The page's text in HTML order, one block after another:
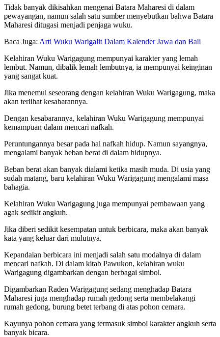
Tidak banyak dikisahkan mengenai Batara Maharesi di dalam
pewayangan, namun salah satu sumber menyebutkan bahwa Batara
Maharesi ditugasi menjadi penjaga wuku.
Baca Juga: Arti Wuku Warigalit Dalam Kalender Jawa dan Bali
Kelahiran Wuku Warigagung mempunyai karakter yang lemah
lembut. Namun, dibalik lemah lembutnya, ia mempunyai keinginan
yang sangat kuat.
Jika menemui seseorang dengan kelahiran Wuku Warigagung, maka
akan terlihat kesabarannya.
Dengan kesabarannya, kelahiran Wuku Warigagung mempunyai
kemampuan dalam mencari nafkah.
Peruntungannya besar pada hal nafkah hidup. Namun sayangnya,
mengalami banyak beban berat di dalam hidupnya.
Beban berat akan banyak dialami ketika masih muda. Di usia yang
sudah matang, baru kelahiran Wuku Warigagung mengalami masa
bahagia.
Kelahiran Wuku Warigagung juga mempunyai pembawaan yang
agak sedikit angkuh.
Jika diberi sedikit kesempatan untuk berbicara, maka akan banyak
kata yang keluar dari mulutnya.
Kepandaian berbicara ini menjadi salah satu modalnya di dalam
mencari nafkah. Di dalam kitab Pawukon, kelahiran wuku
Warigagung digambarkan dengan berbagai simbol.
Digambarkan Raden Warigagung sedang menghadap Batara
Maharesi juga menghadap rumah gedong serta membelakangi
rumah gedong, burung betet terbang di atas pohon cemara.
Kayunya pohon cemara yang termasuk simbol karakter angkuh serta
banyak bicara.